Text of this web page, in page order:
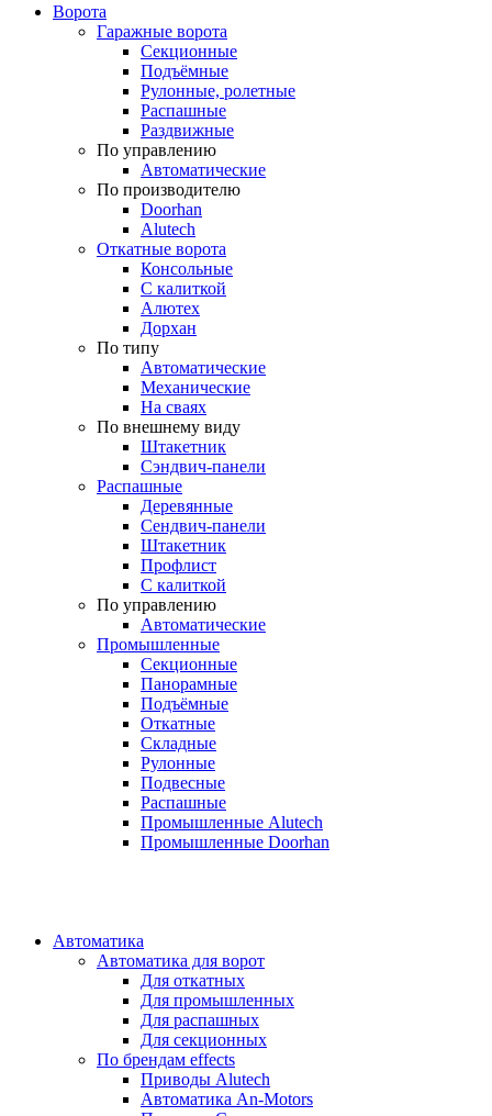
Ворота
Гаражные ворота
Секционные
Подъёмные
Рулонные, ролетные
Распашные
Раздвижные
По управлению
Автоматические
По производителю
Doorhan
Alutech
Откатные ворота
Консольные
С калиткой
Алютех
Дорхан
По типу
Автоматические
Механические
На сваях
По внешнему виду
Штакетник
Сэндвич-панели
Распашные
Деревянные
Сендвич-панели
Штакетник
Профлист
С калиткой
По управлению
Автоматические
Промышленные
Секционные
Панорамные
Подъёмные
Откатные
Складные
Рулонные
Подвесные
Распашные
Промышленные Alutech
Промышленные Doorhan
Автоматика
Автоматика для ворот
Для откатных
Для промышленных
Для распашных
Для секционных
По брендам effects
Приводы Alutech
Автоматика An-Motors